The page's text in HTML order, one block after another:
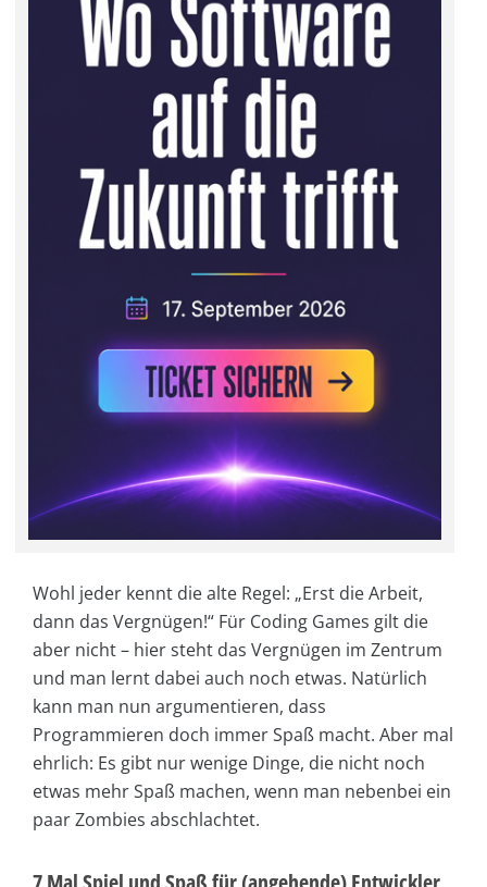
Wohl jeder kennt die alte Regel: „Erst die Arbeit,
dann das Vergnügen!“ Für Coding Games gilt die
aber nicht – hier steht das Vergnügen im Zentrum
und man lernt dabei auch noch etwas. Natürlich
kann man nun argumentieren, dass
Programmieren doch immer Spaß macht. Aber mal
ehrlich: Es gibt nur wenige Dinge, die nicht noch
etwas mehr Spaß machen, wenn man nebenbei ein
paar Zombies abschlachtet.